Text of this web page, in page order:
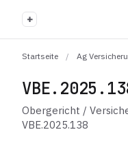
+
Startseite / Ag
Obergericht /
VBE.2025.138